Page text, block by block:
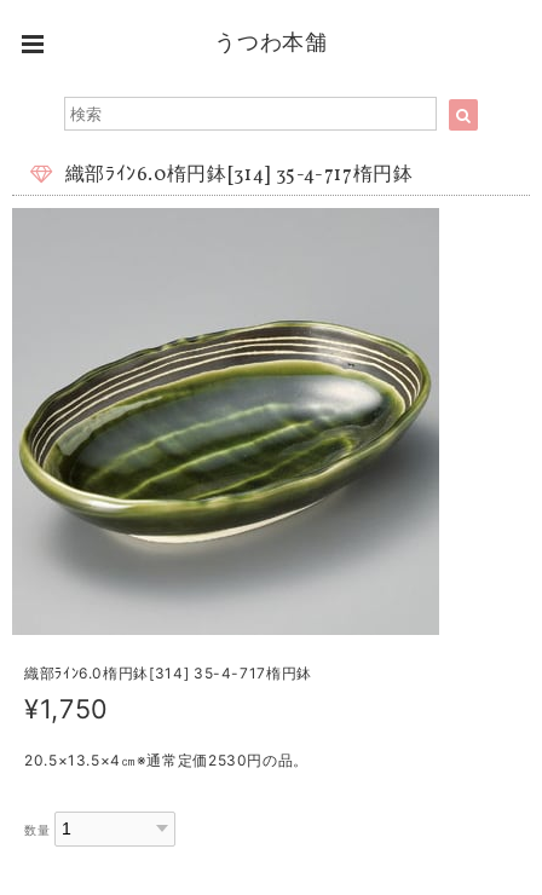
うつわ本舗
織部ﾗｲﾝ6.0楕円鉢[314] 35-4-717楕円鉢
織部ﾗｲﾝ6.0楕円鉢[314] 35-4-717楕円鉢
¥1,750
20.5×13.5×4㎝※通常定価2530円の品。
数量